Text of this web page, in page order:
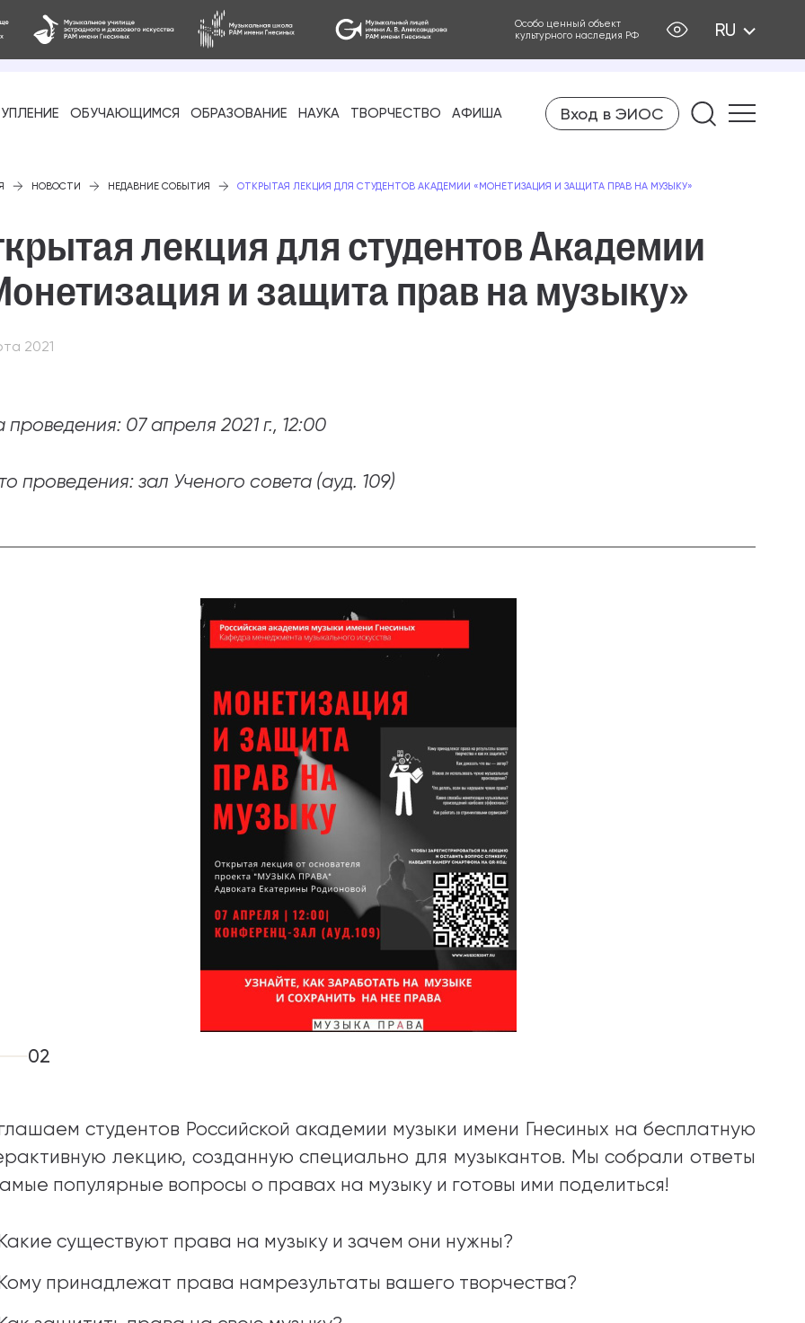
Особо ценный объект
культурного наследия РФ
RU
ОБУЧАЮЩИМСЯ ОБРАЗОВАНИЕ НАУКА ТВОРЧЕСТВО АФИША Вход в ЭИОС
Найти на
услуги
НОВОСТИ НЕДАВНИЕ СОБЫТИЯ ОТКРЫТАЯ ЛЕКЦИЯ ДЛЯ СТУДЕНТОВ АКАДЕМИИ «МОНЕТИЗАЦИЯ И ЗАЩИТА ПРАВ НА МУЗЫКУ»
лекция для студентов Академии
и защита прав на музыку»
2021
проведения: 07 апреля 2021 г., 12:00
проведения: зал Ученого совета (ауд. 109)
02
студентов Российской академии музыки имени Гнесиных на бесплатную
лекцию, созданную специально для музыкантов. Мы собрали ответы
популярные вопросы о правах на музыку и готовы ими поделиться!
существуют права на музыку и зачем они нужны?
принадлежат права намрезультаты вашего творчества?